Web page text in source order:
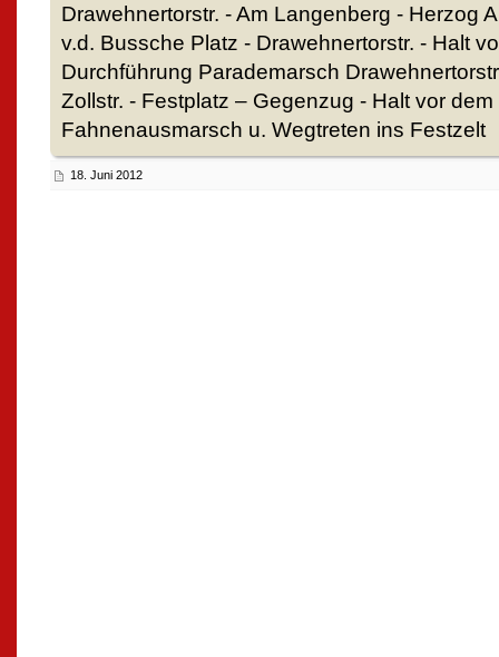
Drawehnertorstr. - Am Langenberg - Herzog
v.d. Bussche Platz - Drawehnertorstr. - Halt
Durchführung Parademarsch
Zollstr. - Festplatz – Gegenzug - Halt vor
Fahnenausmarsch u. Wegtreten ins Festzelt
18. Juni 2012